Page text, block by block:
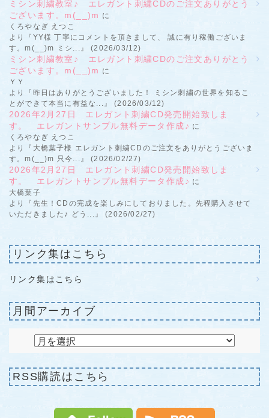
ミシン刺繍教室♪ エレガント刺繍CDのご注文ありがとう
ございます。m(__)m に
くろやなぎ えつこ
より『YY様 丁寧にコメントを頂きまして、 誠に有り稼働ございま
す。m(__)m ミシ...』 (2026/03/12)
ミシン刺繍教室♪ エレガント刺繍CDのご注文ありがとう
ございます。m(__)m に
ＹＹ
より『昨日はありがとうございました！ ミシン刺繍の世界を知るこ
とができて本当に有益な...』 (2026/03/12)
2026年2月27日 エレガント刺繍CD発売開始致しま
す。 エレガントサンプル無料データ作成♪ に
くろやなぎ えつこ
より『大橋葉子様 エレガント刺繍CDのご注文をありがとうございま
す。m(__)m 只今...』 (2026/02/27)
2026年2月27日 エレガント刺繍CD発売開始致しま
す。 エレガントサンプル無料データ作成♪ に
大橋葉子
より『先生！CDの完成を楽しみにしておりました。先程購入させて
いただきました♪ どう...』 (2026/02/27)
リンク集はこちら
リンク集はこちら
月間アーカイブ
RSS購読はこちら